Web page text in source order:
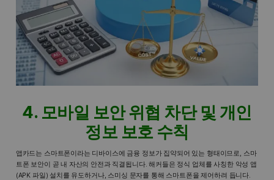
4. 모바일 보안 위협 차단 및 개인
정보 보호 수칙
앱카드는 스마트폰이라는 디바이스에 금융 정보가 집약되어 있는 형태이므로, 스마
트폰 보안이 곧 내 자산의 안전과 직결됩니다. 해커들은 정식 업체를 사칭한 악성 앱
(APK 파일) 설치를 유도하거나, 스미싱 문자를 통해 스마트폰을 제어하려 듭니다.